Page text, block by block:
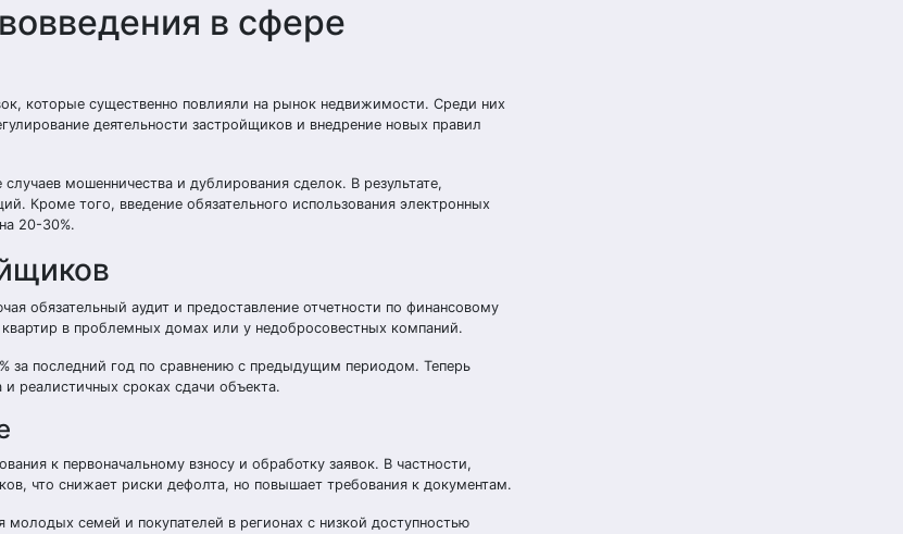
в сфере
которые существенно повлияли на рынок недвижимости. Среди них
деятельности застройщиков и внедрение новых правил
мошенничества и дублирования сделок. В результате,
Кроме того, введение обязательного использования электронных
20-30%.
обязательный аудит и предоставление отчетности по финансовому
в проблемных домах или у недобросовестных компаний.
последний год по сравнению с предыдущим периодом. Теперь
реалистичных сроках сдачи объекта.
к первоначальному взносу и обработку заявок. В частности,
что снижает риски дефолта, но повышает требования к документам.
семей и покупателей в регионах с низкой доступностью